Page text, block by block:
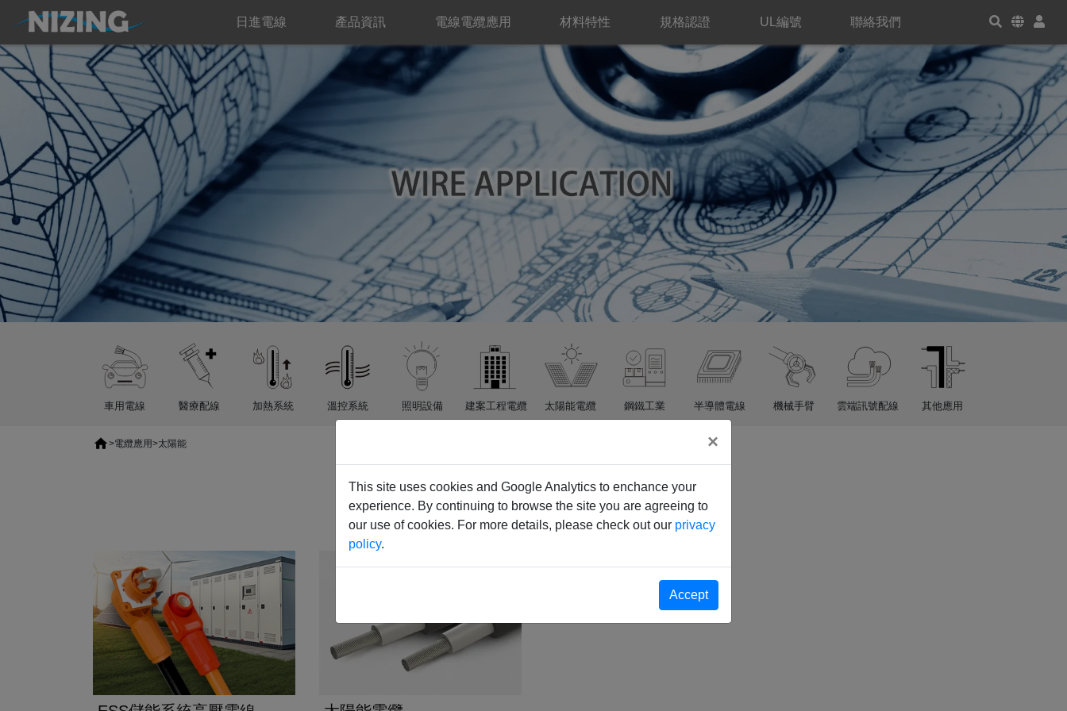
日進電線 產品資訊 電線電纜應用 材料特性 規格認證 UL編號 聯絡我們
車用電線 醫療配線 加熱系統 溫控系統 照明設備 建案工程電纜 太陽能電纜 鋼鐵工業 半導體電線 機械手臂 雲端訊號配線 其他應用
>電纜應用>太陽能
太陽能電纜
×
This site uses cookies and Google Analytics to enchance your
experience. By continuing to browse the site you are agreeing to
our use of cookies. For more details, please check out our privacy
policy.